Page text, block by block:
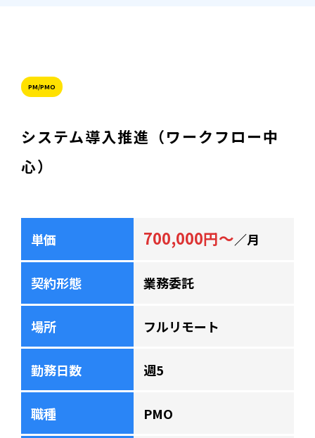
PM/PMO
システム導入推進（ワークフロー中
心）
単価 700,000円～／月
契約形態 業務委託
場所 フルリモート
勤務日数 週5
職種 PMO